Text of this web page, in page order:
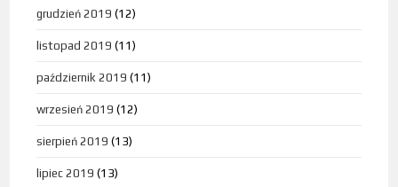
grudzień 2019 (12)
listopad 2019 (11)
październik 2019 (11)
wrzesień 2019 (12)
sierpień 2019 (13)
lipiec 2019 (13)